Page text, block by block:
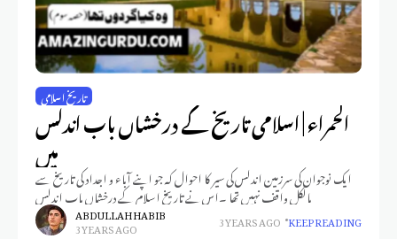
تاریخ اسلامی
الحمراء | اسلامی تاریخ کے درخشاں باب اندلس
میں
ایک نوجوان کی سرزمین اندلس کی سیر کا احوال کہ جو اپنے آباء و اجداد کی تاریخ سے
بالکل واقف نہیں تھا ۔اس نے تاریخ اسلام کے درخشاں باب اندلس
ABDULLAH HABIB
3 YEARS AGO 3 YEARS AGO KEEP READING